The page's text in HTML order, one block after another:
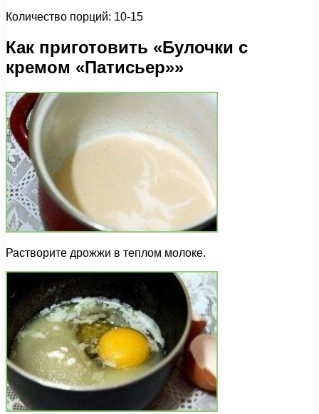
Количество порций: 10-15
Как приготовить «Булочки с
кремом «Патисьер»»
Растворите дрожжи в теплом молоке.